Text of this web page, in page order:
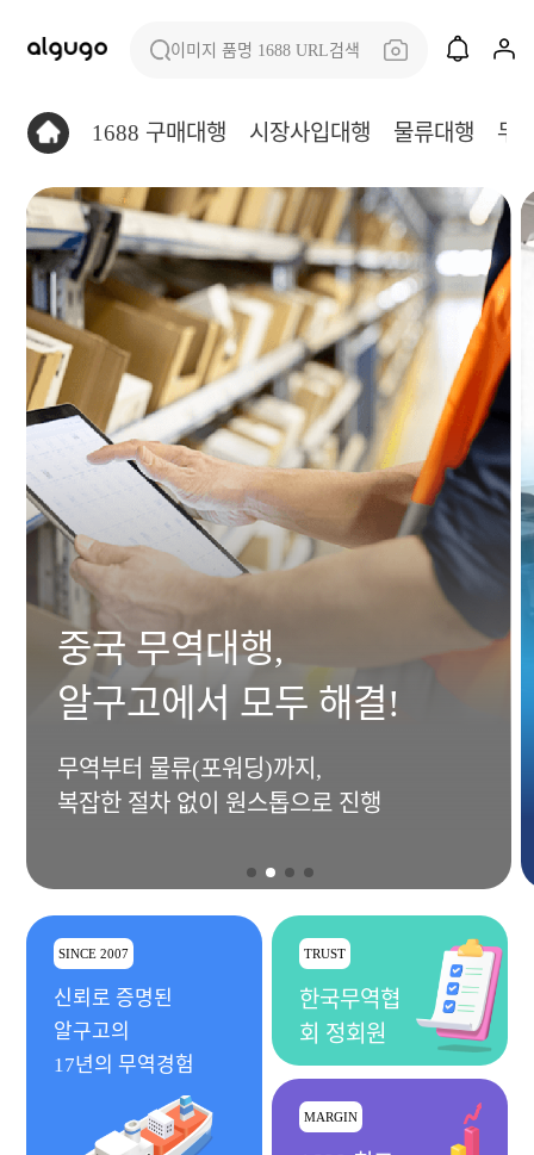
이미지 품명 1688 URL검색
1688 구매대행 시장사입대행 물류대행 무
중국 무역대행,
알구고에서 모두 해결!
무역부터 물류(포워딩)까지,
복잡한 절차 없이 원스톱으로 진행
SINCE 2007
신뢰로 증명된
알구고의
17년의 무역경험
TRUST
한국무역협
회 정회원
MARGIN